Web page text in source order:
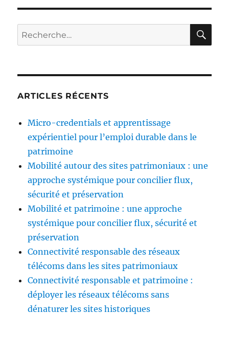
Recherche
pour :
ARTICLES RÉCENTS
Micro-credentials et apprentissage
expérientiel pour l’emploi durable dans le
patrimoine
Mobilité autour des sites patrimoniaux : une
approche systémique pour concilier flux,
sécurité et préservation
Mobilité et patrimoine : une approche
systémique pour concilier flux, sécurité et
préservation
Connectivité responsable des réseaux
télécoms dans les sites patrimoniaux
Connectivité responsable et patrimoine :
déployer les réseaux télécoms sans
dénaturer les sites historiques